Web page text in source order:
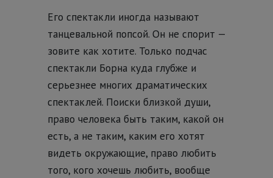
Его спектакли иногда называют
танцевальной попсой. Он не спорит —
зовите как хотите. Только подчас
спектакли Борна куда глубже и
серьезнее многих драматических
спектаклей. Поиски близкой души,
право человека быть таким, какой он
есть, а не таким, каким его хотят
видеть окружающие, право любить
того, кого хочешь любить, вообще